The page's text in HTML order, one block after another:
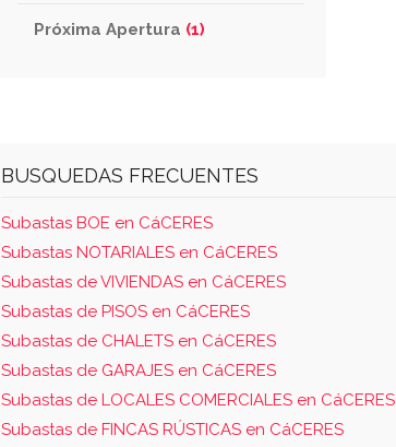
Próxima Apertura (1)
BUSQUEDAS FRECUENTES
Subastas BOE en CáCERES
Subastas NOTARIALES en CáCERES
Subastas de VIVIENDAS en CáCERES
Subastas de PISOS en CáCERES
Subastas de CHALETS en CáCERES
Subastas de GARAJES en CáCERES
Subastas de LOCALES COMERCIALES en CáCERES
Subastas de FINCAS RÚSTICAS en CáCERES